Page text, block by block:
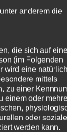
anderem die
die sich auf eine
(im Folgenden
wird eine
mittels
zu einer
einem oder
oder
werden kann.